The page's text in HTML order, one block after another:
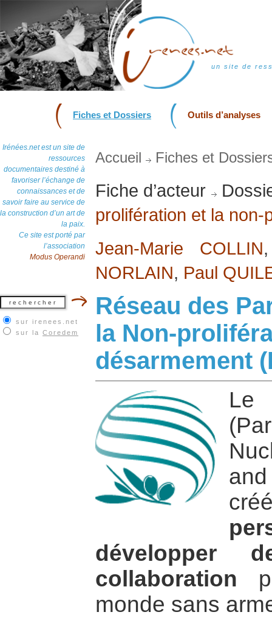
un site de
Fiches et Dossiers Outils d’analyses
Irénées.net est un site de
ressources
documentaires destiné à
favoriser l’échange de
connaissances et de
savoir faire au service de
la construction d’un art de
la paix.
Ce site est porté par
l’association
Modus Operandi
sur irenees.net
sur la Coredem
Accueil Fiches et
Fiche d’acteur
prolifération et la
Jean-Marie COLLIN
NORLAIN, Paul
Réseau des
la Non-
désarmement
développer
collaboration
monde sans